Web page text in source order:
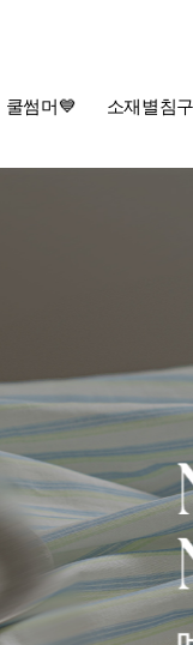
쿨썸머💙 소재별침구